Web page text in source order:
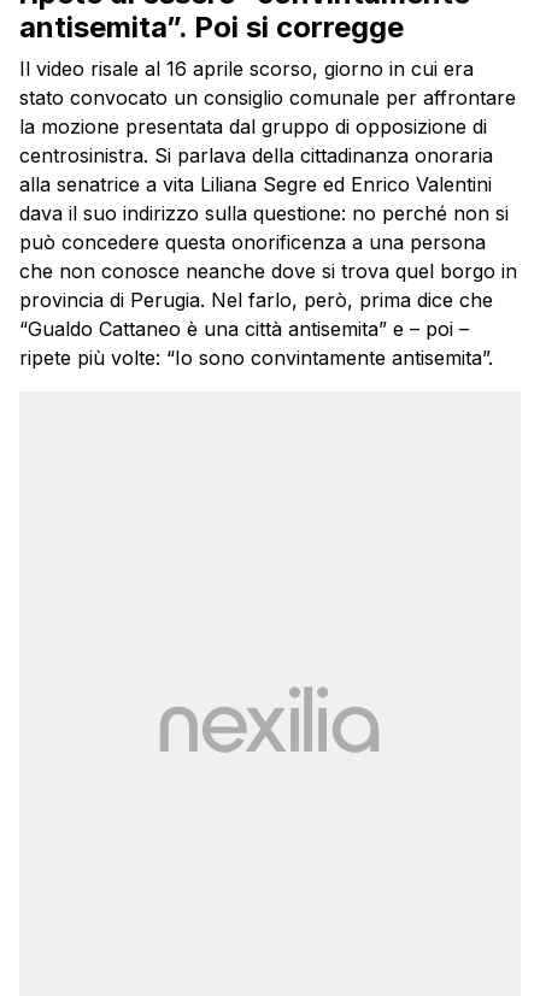
antisemita”. Poi si corregge
Il video risale al 16 aprile scorso, giorno in cui era
stato convocato un consiglio comunale per affrontare
la mozione presentata dal gruppo di opposizione di
centrosinistra. Si parlava della cittadinanza onoraria
alla senatrice a vita Liliana Segre ed Enrico Valentini
dava il suo indirizzo sulla questione: no perché non si
può concedere questa onorificenza a una persona
che non conosce neanche dove si trova quel borgo in
provincia di Perugia. Nel farlo, però, prima dice che
“Gualdo Cattaneo è una città antisemita” e – poi –
ripete più volte: “Io sono convintamente antisemita”.